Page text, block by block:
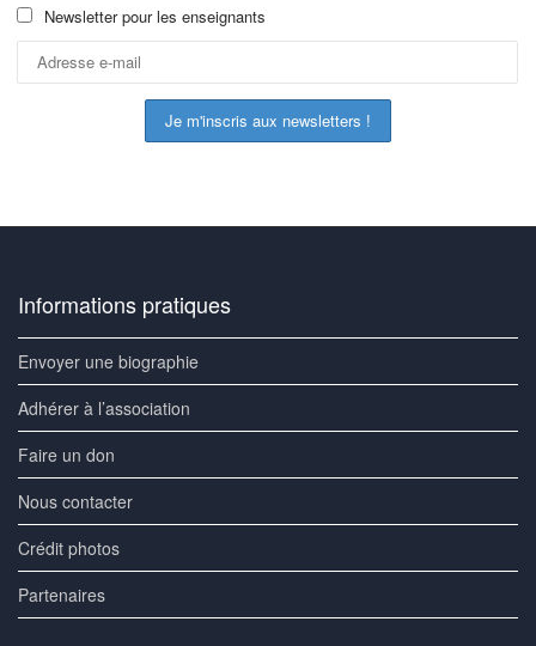
Newsletter pour les enseignants
Informations pratiques
Envoyer une biographie
Adhérer à l’association
Faire un don
Nous contacter
Crédit photos
Partenaires